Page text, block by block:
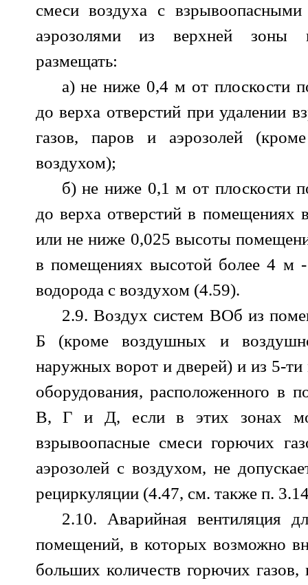
смеси воздуха с
аэрозолями из верхней зоны
размещать:
а) не ниже 0,4 м от плоскости
до верха отверстий при удалении
газов, паров и аэрозолей
воздухом);
б) не ниже 0,1 м от плоскости
до верха отверстий в помещениях
или не ниже 0,025 высоты
в помещениях высотой более 4 м
водорода с воздухом (4.59).
2.9. Воздух систем ВОб из
Б (кроме воздушных и
наружных ворот и дверей) и из 5-
оборудования, расположенного в
В, Г и Д, если в этих зонах
взрывоопасные смеси горючих
аэрозолей с воздухом, не
рециркуляции (4.47, см. также п.
2.10. Аварийная вентиляция
помещений, в которых возможно
больших количеств горючих газов,